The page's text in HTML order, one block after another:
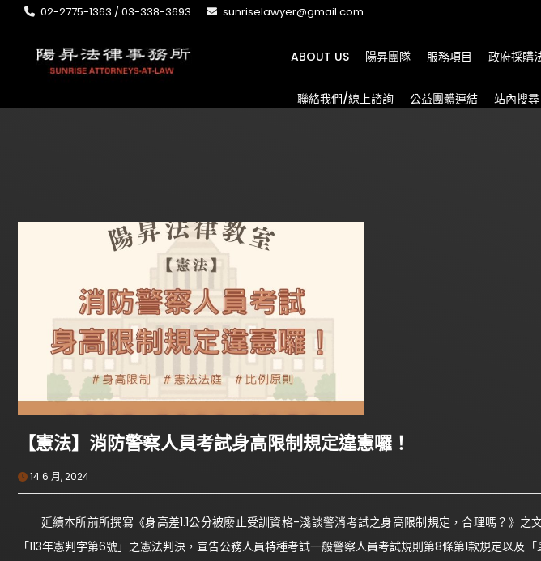
02-2775-1363 / 03-338-3693 sunriselawyer@gmail.com
ABOUT US 陽昇團隊 服務項目 政府採購
聯絡我們/線上諮詢 公益團體連結 站內搜尋
【憲法】消防警察人員考試身高限制規定違憲囉！
14 6 月, 2024
延續本所前所撰寫《身高差1.1公分被廢止受訓資格-淺談警消考試之身高限制規定，合理嗎？》之文
「113年憲判字第6號」之憲法判決，宣告公務人員特種考試一般警察人員考試規則第8條第1款規定以及